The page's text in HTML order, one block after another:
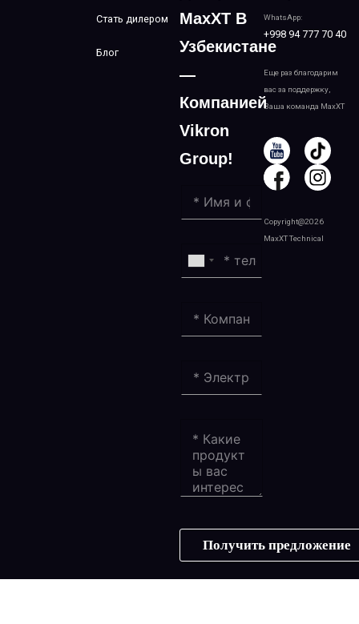
WhatsApp:
+998 94 777 70 40
Еще раз благодарим
вас за поддержку,
Ваша команда MaxXT
Copyright@2026
MaxXT Technical
Стать дилером
Блог
MaxXT В
Узбекистане
—
Компанией
Vikron
Group!
Получить предложение